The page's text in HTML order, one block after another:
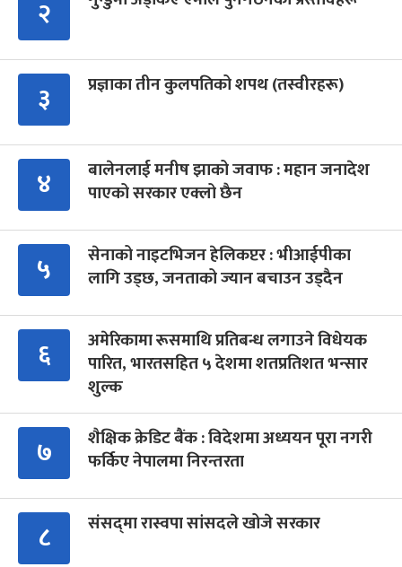
२
३ प्रज्ञाका तीन कुलपतिको शपथ (तस्वीरहरू)
४
बालेनलाई मनीष झाको जवाफ : महान जनादेश
पाएको सरकार एक्लो छैन
५
सेनाको नाइटभिजन हेलिकप्टर : भीआईपीका
लागि उड्छ, जनताको ज्यान बचाउन उड्दैन
६
अमेरिकामा रूसमाथि प्रतिबन्ध लगाउने विधेयक
पारित, भारतसहित ५ देशमा शतप्रतिशत भन्सार
शुल्क
७
शैक्षिक क्रेडिट बैंक : विदेशमा अध्ययन पूरा नगरी
फर्किए नेपालमा निरन्तरता
८ संसद्‍मा रास्वपा सांसदले खोजे सरकार